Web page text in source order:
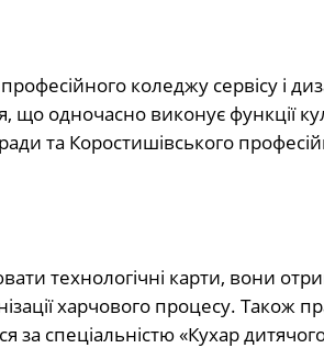
коледжу сервісу і
одночасно виконує функції
та Коростишівського
технологічні карти, вони
харчового процесу. Також
за спеціальністю «Кухар